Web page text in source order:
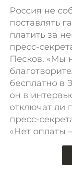
Россия не
поставлять
платить за
пресс-
Песков. «Мы
бесплатно в
он в
отключат ли
пресс-
«Нет оплаты